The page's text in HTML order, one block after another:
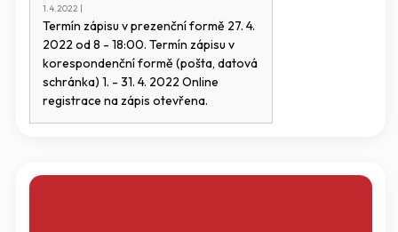
1.4.2022 |
Termín zápisu v prezenční formě 27. 4.
2022 od 8 - 18:00. Termín zápisu v
korespondenční formě (pošta, datová
schránka) 1. - 31. 4. 2022 Online
registrace na zápis otevřena.